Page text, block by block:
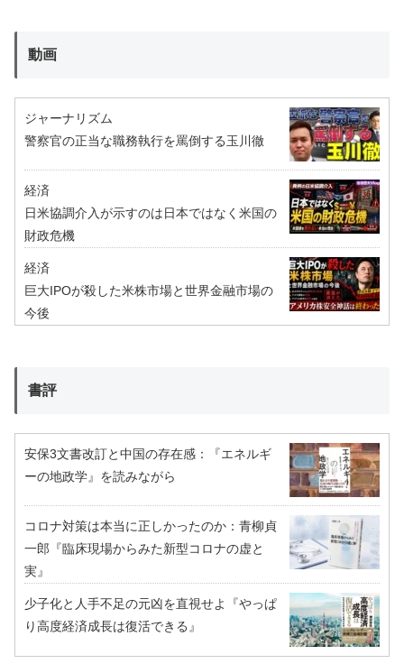
動画
ジャーナリズム
警察官の正当な職務執行を罵倒する玉川徹
経済
日米協調介入が示すのは日本ではなく米国の
財政危機
経済
巨大IPOが殺した米株市場と世界金融市場の
今後
書評
安保3文書改訂と中国の存在感：『エネルギ
ーの地政学』を読みながら
コロナ対策は本当に正しかったのか：青柳貞
一郎『臨床現場からみた新型コロナの虚と
実』
少子化と人手不足の元凶を直視せよ『やっぱ
り高度経済成長は復活できる』